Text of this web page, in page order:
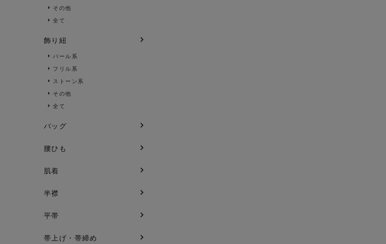
その他
全て
飾り紐
パール系
フリル系
ストーン系
その他
全て
バッグ
腰ひも
肌着
半襟
平帯
帯上げ・帯締め